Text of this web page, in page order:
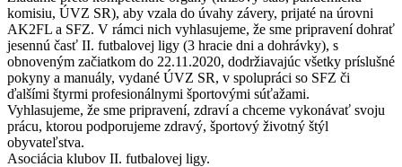
komisiu, ÚVZ SR), aby vzala do úvahy závery, prijaté na úrovni
AK2FL a SFZ. V rámci nich vyhlasujeme, že sme pripravení dohrať
jesennú časť II. futbalovej ligy (3 hracie dni a dohrávky), s
obnoveným začiatkom do 22.11.2020, dodržiavajúc všetky príslušné
pokyny a manuály, vydané ÚVZ SR, v spolupráci so SFZ či
ďalšími štyrmi profesionálnymi športovými súťažami.
Vyhlasujeme, že sme pripravení, zdraví a chceme vykonávať svoju
prácu, ktorou podporujeme zdravý, športový životný štýl
obyvateľstva.
Asociácia klubov II. futbalovej ligy.